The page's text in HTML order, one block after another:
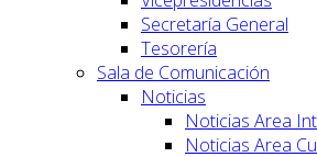
Secretaría General
Tesorería
Sala de Comunicación
Noticias
Noticias Area
Noticias Area